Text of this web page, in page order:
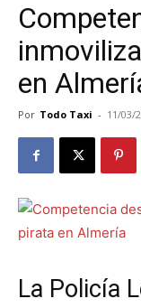
en
Por Todo Taxi - 11/03/
La Policía